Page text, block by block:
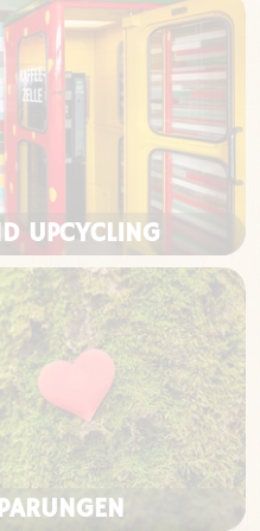
UPCYCLING